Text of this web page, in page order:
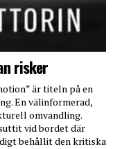
risker
är titeln på en
En välinformerad,
omvandling.
vid bordet där
behållit den kritiska